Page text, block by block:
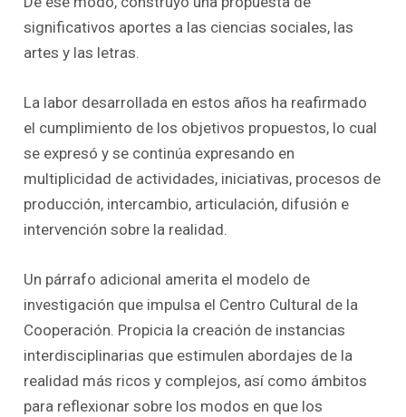
significativos aportes a las ciencias sociales, las
artes y las letras.
La labor desarrollada en estos años ha reafirmado
el cumplimiento de los objetivos propuestos, lo cual
se expresó y se continúa expresando en
multiplicidad de actividades, iniciativas, procesos de
producción, intercambio, articulación, difusión e
intervención sobre la realidad.
Un párrafo adicional amerita el modelo de
investigación que impulsa el Centro Cultural de la
Cooperación. Propicia la creación de instancias
interdisciplinarias que estimulen abordajes de la
realidad más ricos y complejos, así como ámbitos
para reflexionar sobre los modos en que los